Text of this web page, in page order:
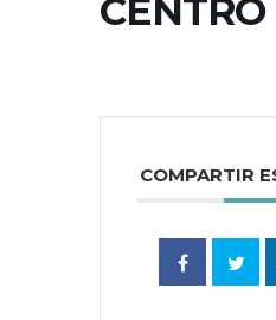
CENTRO
COMPARTIR